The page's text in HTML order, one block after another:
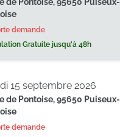
demande
Gratuite jusqu'à 48h
de Pontoise, 95650 Puiseux-
demande
15 septembre 2026